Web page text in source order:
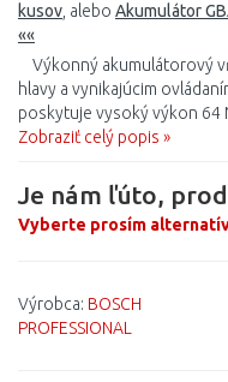
kusov , alebo Akumulátor
««
Výkonný akumulátorový
hlavy a vynikajúcim
poskytuje vysoký výkon 64
Zobraziť celý popis »
Je nám ľúto,
Vyberte prosím
Výrobca: BOSCH
PROFESSIONAL